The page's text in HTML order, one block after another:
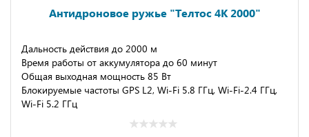
Антидроновое ружье "Телтос 4К 2000"
Дальность действия до 2000 м
Время работы от аккумулятора до 60 минут
Общая выходная мощность 85 Вт
Блокируемые частоты GPS L2, Wi-Fi 5.8 ГГц, Wi-Fi-2.4 ГГц,
Wi-Fi 5.2 ГГц